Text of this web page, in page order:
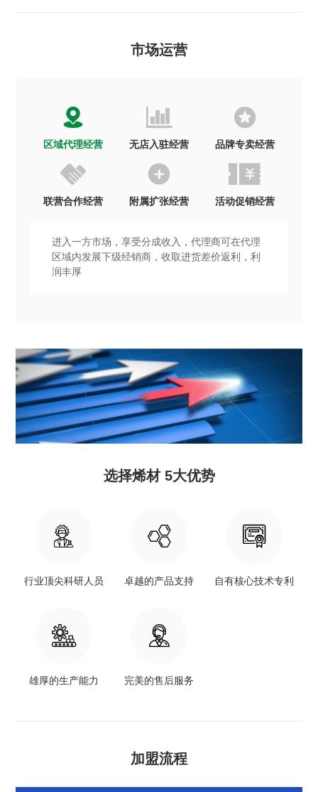
市场运营

区域代理经营

无店入驻经营

品牌专卖经营

联营合作经营

附属扩张经营

活动促销经营
进入一方市场，享受分成收入，代理商可在代理
区域内发展下级经销商，收取进货差价返利，利
润丰厚
选择烯材 5大优势

行业顶尖科研人员

卓越的产品支持

自有核心技术专利

雄厚的生产能力

完美的售后服务
加盟流程